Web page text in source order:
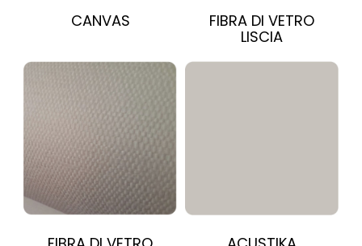
CANVAS
FIBRA DI VETRO
LISCIA